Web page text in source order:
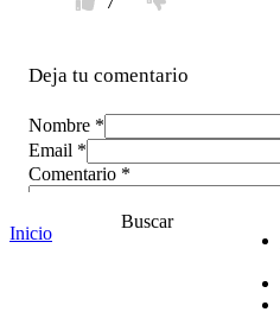
Deja tu comentario
Nombre *
Email *
Comentario *
Inicio
Buscar